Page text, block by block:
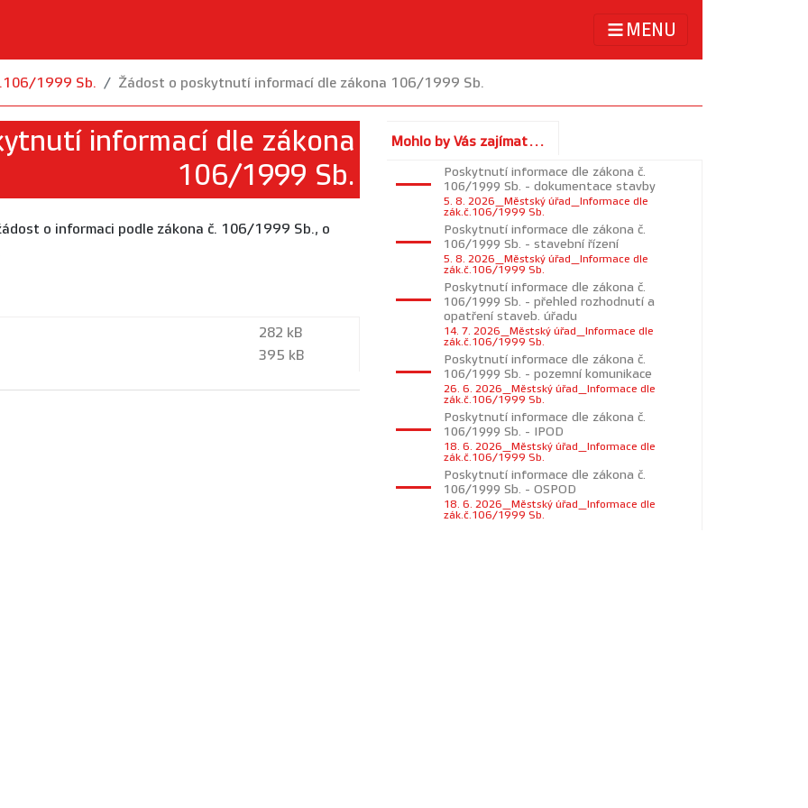
MENU
1999 Sb. Žádost o poskytnutí informací dle zákona 106/1999 Sb.
informací dle zákona
106/1999 Sb.
o informaci podle zákona č. 106/1999 Sb., o
282 kB
395 kB
Mohlo by Vás zajímat...
Poskytnutí informace dle zákona č.
106/1999 Sb. - dokumentace stavby
5. 8. 2026_Městský úřad_Informace dle
zák.č.106/1999 Sb.
Poskytnutí informace dle zákona č.
106/1999 Sb. - stavební řízení
5. 8. 2026_Městský úřad_Informace dle
zák.č.106/1999 Sb.
Poskytnutí informace dle zákona č.
106/1999 Sb. - přehled rozhodnutí a
opatření staveb. úřadu
14. 7. 2026_Městský úřad_Informace dle
zák.č.106/1999 Sb.
Poskytnutí informace dle zákona č.
106/1999 Sb. - pozemní komunikace
26. 6. 2026_Městský úřad_Informace dle
zák.č.106/1999 Sb.
Poskytnutí informace dle zákona č.
106/1999 Sb. - IPOD
18. 6. 2026_Městský úřad_Informace dle
zák.č.106/1999 Sb.
Poskytnutí informace dle zákona č.
106/1999 Sb. - OSPOD
18. 6. 2026_Městský úřad_Informace dle
zák.č.106/1999 Sb.